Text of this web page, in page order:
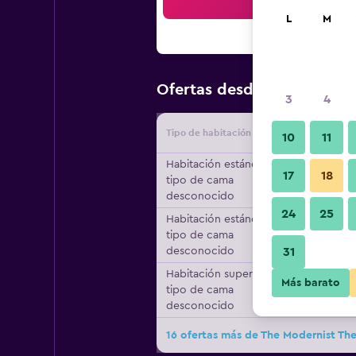
Ofertas desde Oferta
Tipo de habitación
Habitación estándar,
tipo de cama
desconocido
Habitación estándar,
tipo de cama
desconocido
Habitación superior,
tipo de cama
desconocido
16 ofertas más de The Modernist
L M
3 4
10 11
17 18
24 25
31
Más barato